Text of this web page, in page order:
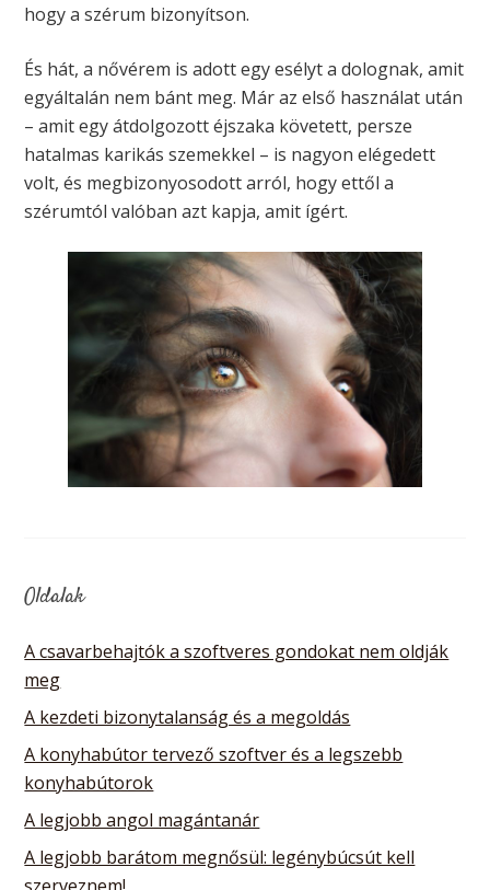
hogy a szérum bizonyítson.
És hát, a nővérem is adott egy esélyt a dolognak, amit
egyáltalán nem bánt meg. Már az első használat után
– amit egy átdolgozott éjszaka követett, persze
hatalmas karikás szemekkel – is nagyon elégedett
volt, és megbizonyosodott arról, hogy ettől a
szérumtól valóban azt kapja, amit ígért.
Oldalak
A csavarbehajtók a szoftveres gondokat nem oldják
meg
A kezdeti bizonytalanság és a megoldás
A konyhabútor tervező szoftver és a legszebb
konyhabútorok
A legjobb angol magántanár
A legjobb barátom megnősül: legénybúcsút kell